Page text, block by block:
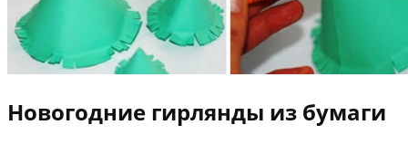
Новогодние гирлянды из бумаги